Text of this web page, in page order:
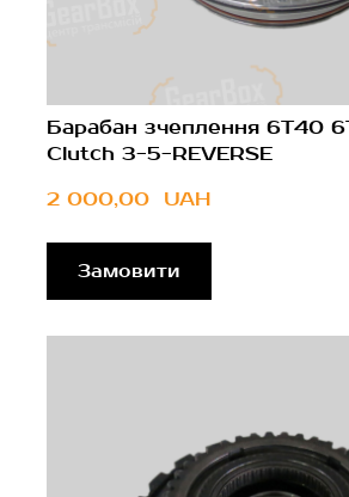
Барабан зчеплення 6T40
Clutch 3-5-REVERSE
2 000,00  UAH
Замовити